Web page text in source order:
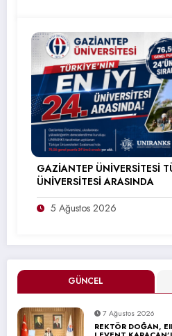
GÜNCEL
7 Ağustos 2026
REKTÖR DOĞAN,
GAZİANTEP ÜNİVERSİTESİ
ÜNİVERSİTESİ ARASINDA
5 Ağustos 2026